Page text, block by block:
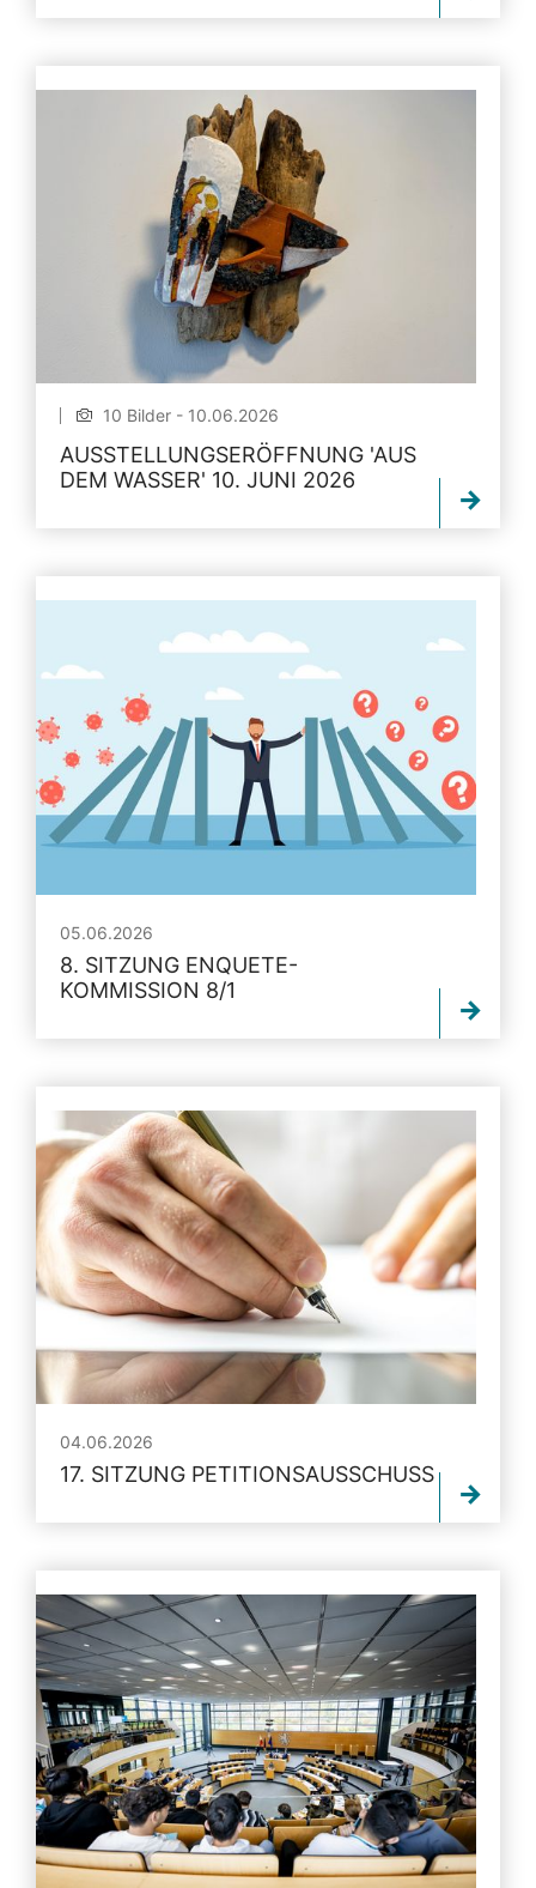
10 Bilder - 10.06.2026
AUSSTELLUNGSERÖFFNUNG 'AUS
DEM WASSER' 10. JUNI 2026
05.06.2026
8. SITZUNG ENQUETE-
KOMMISSION 8/1
04.06.2026
17. SITZUNG PETITIONSAUSSCHUSS